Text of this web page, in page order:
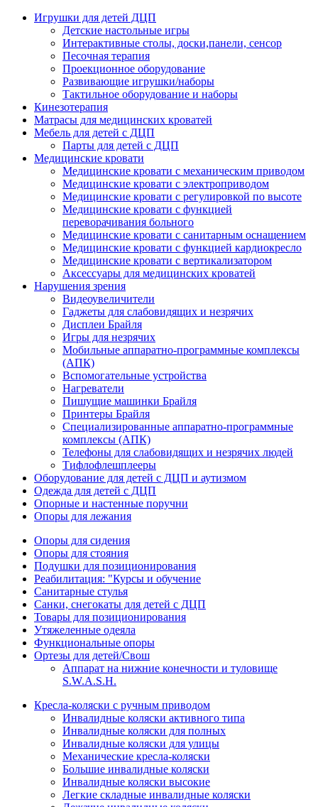
Игрушки для детей ДЦП
Детские настольные игры
Интерактивные столы, доски,панели, сенсор
Песочная терапия
Проекционное оборудование
Развивающие игрушки/наборы
Тактильное оборудование и наборы
Кинезотерапия
Матрасы для медицинских кроватей
Мебель для детей с ДЦП
Парты для детей с ДЦП
Медицинские кровати
Медицинские кровати с механическим приводом
Медицинские кровати с электроприводом
Медицинские кровати с регулировкой по высоте
Медицинские кровати с функцией
переворачивания больного
Медицинские кровати с санитарным оснащением
Медицинские кровати с функцией кардиокресло
Медицинские кровати с вертикализатором
Аксессуары для медицинских кроватей
Нарушения зрения
Видеоувеличители
Гаджеты для слабовидящих и незрячих
Дисплеи Брайля
Игры для незрячих
Мобильные аппаратно-программные комплексы
(АПК)
Вспомогательные устройства
Нагреватели
Пишущие машинки Брайля
Принтеры Брайля
Специализированные аппаратно-программные
комплексы (АПК)
Телефоны для слабовидящих и незрячих людей
Тифлофлешплееры
Оборудование для детей с ДЦП и аутизмом
Одежда для детей с ДЦП
Опорные и настенные поручни
Опоры для лежания
Опоры для сидения
Опоры для стояния
Подушки для позиционирования
Реабилитация: "Курсы и обучение
Санитарные стулья
Санки, снегокаты для детей с ДЦП
Товары для позиционирования
Утяжеленные одеяла
Функциональные опоры
Ортезы для детей/Свош
Аппарат на нижние конечности и туловище
S.W.A.S.H.
Кресла-коляски с ручным приводом
Инвалидные коляски активного типа
Инвалидные коляски для полных
Инвалидные коляски для улицы
Механические кресла-коляски
Большие инвалидные коляски
Инвалидные коляски высокие
Легкие складные инвалидные коляски